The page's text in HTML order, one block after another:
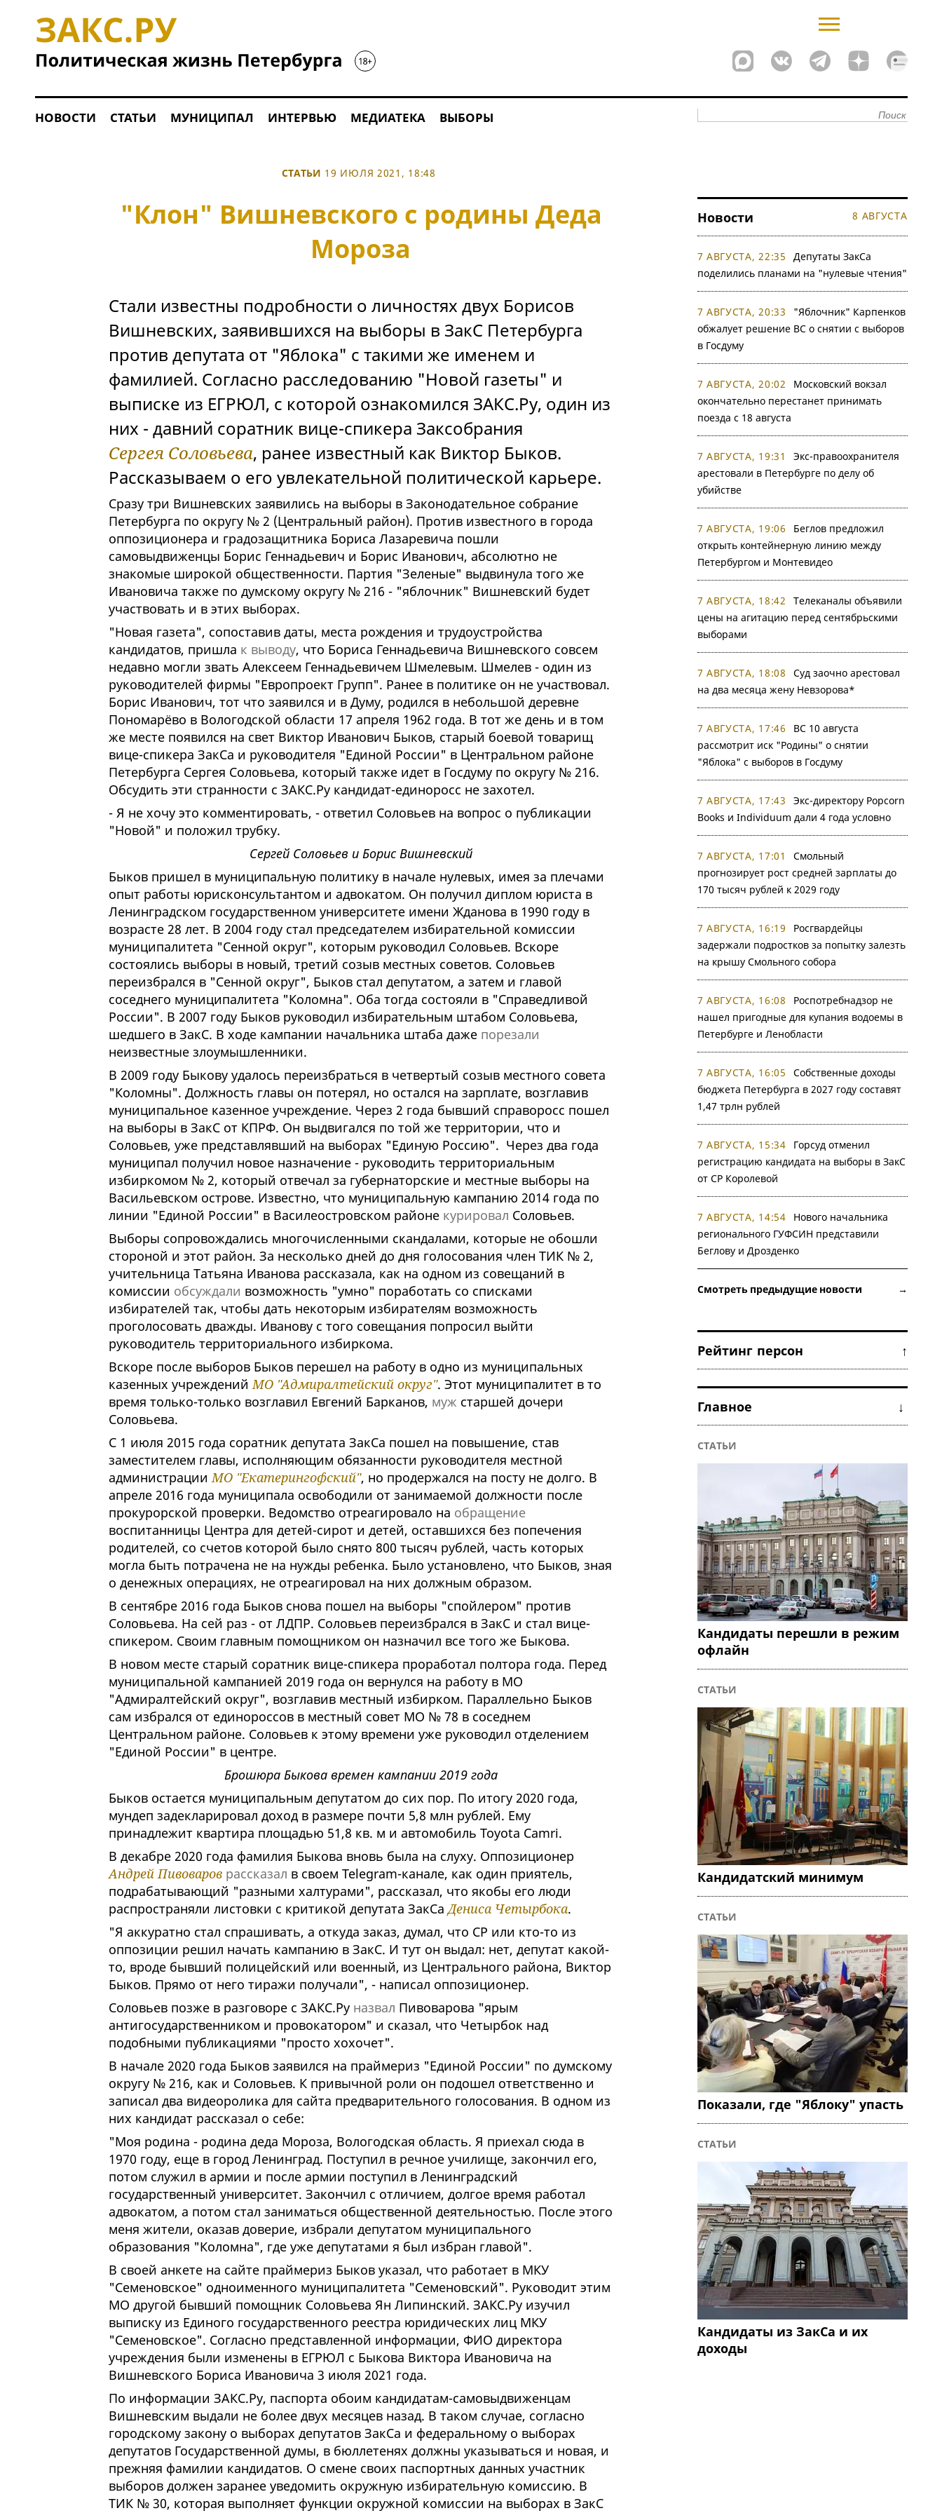
НОВОСТИ СТАТЬИ МУНИЦИПАЛ ИНТЕРВЬЮ МЕДИАТЕКА ВЫБОРЫ
СТАТЬИ 19 ИЮЛЯ 2021, 18:48
"Клон" Вишневского с родины Деда
Мороза
Стали известны подробности о личностях двух Борисов
Вишневских, заявившихся на выборы в ЗакС Петербурга
против депутата от "Яблока" с такими же именем и
фамилией. Согласно расследованию "Новой газеты" и
выписке из ЕГРЮЛ, с которой ознакомился ЗАКС.Ру, один из
них - давний соратник вице-спикера Заксобрания
Сергея Соловьева, ранее известный как Виктор Быков.
Рассказываем о его увлекательной политической карьере.
Сразу три Вишневских заявились на выборы в Законодательное собрание
Петербурга по округу № 2 (Центральный район). Против известного в города
оппозиционера и градозащитника Бориса Лазаревича пошли
самовыдвиженцы Борис Геннадьевич и Борис Иванович, абсолютно не
знакомые широкой общественности. Партия "Зеленые" выдвинула того же
Ивановича также по думскому округу № 216 - "яблочник" Вишневский будет
участвовать и в этих выборах.
"Новая газета", сопоставив даты, места рождения и трудоустройства
кандидатов, пришла к выводу, что Бориса Геннадьевича Вишневского совсем
недавно могли звать Алексеем Геннадьевичем Шмелевым. Шмелев - один из
руководителей фирмы "Европроект Групп". Ранее в политике он не участвовал.
Борис Иванович, тот что заявился и в Думу, родился в небольшой деревне
Пономарёво в Вологодской области 17 апреля 1962 года. В тот же день и в том
же месте появился на свет Виктор Иванович Быков, старый боевой товарищ
вице-спикера ЗакСа и руководителя "Единой России" в Центральном районе
Петербурга Сергея Соловьева, который также идет в Госдуму по округу № 216.
Обсудить эти странности с ЗАКС.Ру кандидат-единоросс не захотел.
- Я не хочу это комментировать, - ответил Соловьев на вопрос о публикации
"Новой" и положил трубку.
Сергей Соловьев и Борис Вишнeвский
Быков пришел в муниципальную политику в начале нулевых, имея за плечами
опыт работы юрисконсультантом и адвокатом. Он получил диплом юриста в
Ленинградском государственном университете имени Жданова в 1990 году в
возрасте 28 лет. В 2004 году стал председателем избирательной комиссии
муниципалитета "Сенной округ", которым руководил Соловьев. Вскоре
состоялись выборы в новый, третий созыв местных советов. Соловьев
переизбрался в "Сенной округ", Быков стал депутатом, а затем и главой
соседнего муниципалитета "Коломна". Оба тогда состояли в "Справедливой
России". В 2007 году Быков руководил избирательным штабом Соловьева,
шедшего в ЗакС. В ходе кампании начальника штаба даже порезали
неизвестные злоумышленники.
В 2009 году Быкову удалось переизбраться в четвертый созыв местного совета
"Коломны". Должность главы он потерял, но остался на зарплате, возглавив
муниципальное казенное учреждение. Через 2 года бывший справоросс пошел
на выборы в ЗакС от КПРФ. Он выдвигался по той же территории, что и
Соловьев, уже представлявший на выборах "Единую Россию". Через два года
муниципал получил новое назначение - руководить территориальным
избиркомом № 2, который отвечал за губернаторские и местные выборы на
Васильевском острове. Известно, что муниципальную кампанию 2014 года по
линии "Единой России" в Василеостровском районе курировал Соловьев.
Выборы сопровождались многочисленными скандалами, которые не обошли
стороной и этот район. За несколько дней до дня голосования член ТИК № 2,
учительница Татьяна Иванова рассказала, как на одном из совещаний в
комиссии обсуждали возможность "умно" поработать со списками
избирателей так, чтобы дать некоторым избирателям возможность
проголосовать дважды. Иванову с того совещания попросил выйти
руководитель территориального избиркома.
Вскоре после выборов Быков перешел на работу в одно из муниципальных
казенных учрежденийМО "Адмиралтейский округ". Этот муниципалитет в то
время только-только возглавил Евгений Барканов, муж старшей дочери
Соловьева.
С 1 июля 2015 года соратник депутата ЗакСа пошел на повышение, став
заместителем главы, исполняющим обязанности руководителя местной
администрацииМО "Екатерингофский", но продержался на посту не долго. В
апреле 2016 года муниципала освободили от занимаемой должности после
прокурорской проверки. Ведомство отреагировало на обращение
воспитанницы Центра для детей-сирот и детей, оставшихся без попечения
родителей, со счетов которой было снято 800 тысяч рублей, часть которых
могла быть потрачена не на нужды ребенка. Было установлено, что Быков, зная
о денежных операциях, не отреагировал на них должным образом.
В сентябре 2016 года Быков снова пошел на выборы "спойлером" против
Соловьева. На сей раз - от ЛДПР. Соловьев переизбрался в ЗакС и стал вице-
спикером. Своим главным помощником он назначил все того же Быкова.
В новом месте старый соратник вице-спикера проработал полтора года. Перед
муниципальной кампанией 2019 года он вернулся на работу в МО
"Адмиралтейский округ", возглавив местный избирком. Параллельно Быков
сам избрался от единороссов в местный совет МО № 78 в соседнем
Центральном районе. Соловьев к этому времени уже руководил отделением
"Единой России" в центре.
Брошюра Быкова времен кампании 2019 года
Быков остается муниципальным депутатом до сих пор. По итогу 2020 года,
мундеп задекларировал доход в размере почти 5,8 млн рублей. Ему
принадлежит квартира площадью 51,8 кв. м и автомобиль Toyota Camri.
В декабре 2020 года фамилия Быкова вновь была на слуху. Оппозиционер
Андрей Пивоваров рассказал в своем Telegram-канале, как один приятель,
подрабатывающий "разными халтурами", рассказал, что якобы его люди
распространяли листовки с критикой депутата ЗакСаДениса Четырбока.
"Я аккуратно стал спрашивать, а откуда заказ, думал, что СР или кто-то из
оппозиции решил начать кампанию в ЗакС. И тут он выдал: нет, депутат какой-
то, вроде бывший полицейский или военный, из Центрального района, Виктор
Быков. Прямо от него тиражи получали", - написал оппозиционер.
Соловьев позже в разговоре с ЗАКС.Ру назвал Пивоварова "ярым
антигосударственником и провокатором" и сказал, что Четырбок над
подобными публикациями "просто хохочет".
В начале 2020 года Быков заявился на праймериз "Единой России" по думскому
округу № 216, как и Соловьев. К привычной роли он подошел ответственно и
записал два видеоролика для сайта предварительного голосования. В одном из
них кандидат рассказал о себе:
"Моя родина - родина деда Мороза, Вологодская область. Я приехал сюда в
1970 году, еще в город Ленинград. Поступил в речное училище, закончил его,
потом служил в армии и после армии поступил в Ленинградский
государственный университет. Закончил с отличием, долгое время работал
адвокатом, а потом стал заниматься общественной деятельностью. После этого
меня жители, оказав доверие, избрали депутатом муниципального
образования "Коломна", где уже депутатами я был избран главой".
В своей анкете на сайте праймериз Быков указал, что работает в МКУ
"Семеновское" одноименного муниципалитета "Семеновский". Руководит этим
МО другой бывший помощник Соловьева Ян Липинский. ЗАКС.Ру изучил
выписку из Единого государственного реестра юридических лиц МКУ
"Семеновское". Согласно представленной информации, ФИО директора
учреждения были изменены в ЕГРЮЛ с Быкова Виктора Ивановича на
Вишневского Бориса Ивановича 3 июля 2021 года.
По информации ЗАКС.Ру, паспорта обоим кандидатам-самовыдвиженцам
Вишневским выдали не более двух месяцев назад. В таком случае, согласно
городскому закону о выборах депутатов ЗакСа и федеральному о выборах
депутатов Государственной думы, в бюллетенях должны указываться и новая, и
прежняя фамилии кандидатов. О смене своих паспортных данных участник
выборов должен заранее уведомить окружную избирательную комиссию. В
ТИК № 30, которая выполняет функции окружной комиссии на выборах в ЗакС
Новости 8 АВГУСТА
7 АВГУСТА, 22:35
Депутаты ЗакСа
поделились планами на "нулевые чтения"
7 АВГУСТА, 20:33
"Яблочник" Карпенков
обжалует решение ВС о снятии с выборов
в Госдуму
7 АВГУСТА, 20:02
Московский вокзал
окончательно перестанет принимать
поезда с 18 августа
7 АВГУСТА, 19:31
Экс-правоохранителя
арестовали в Петербурге по делу об
убийстве
7 АВГУСТА, 19:06
Беглов предложил
открыть контейнерную линию между
Петербургом и Монтевидео
7 АВГУСТА, 18:42
Телеканалы объявили
цены на агитацию перед сентябрьскими
выборами
7 АВГУСТА, 18:08
Суд заочно арестовал
на два месяца жену Невзорова*
7 АВГУСТА, 17:46
ВС 10 августа
рассмотрит иск "Родины" о снятии
"Яблока" с выборов в Госдуму
7 АВГУСТА, 17:43
Экс-директору Popcorn
Books и Individuum дали 4 года условно
7 АВГУСТА, 17:01
Смольный
прогнозирует рост средней зарплаты до
170 тысяч рублей к 2029 году
7 АВГУСТА, 16:19
Росгвардейцы
задержали подростков за попытку залезть
на крышу Смольного собора
7 АВГУСТА, 16:08
Роспотребнадзор не
нашел пригодные для купания водоемы в
Петербурге и Ленобласти
7 АВГУСТА, 16:05
Собственные доходы
бюджета Петербурга в 2027 году составят
1,47 трлн рублей
7 АВГУСТА, 15:34
Горсуд отменил
регистрацию кандидата на выборы в ЗакС
от СР Королевой
7 АВГУСТА, 14:54
Нового начальника
регионального ГУФСИН представили
Беглову и Дрозденко
Смотреть предыдущие новости →
Рейтинг персон ↑
Главное ↓
СТАТЬИ
Кандидаты перешли в режим
офлайн
СТАТЬИ
Кандидатский минимум
СТАТЬИ
Показали, где "Яблоку" упасть
СТАТЬИ
Кандидаты из ЗакСа и их
доходы